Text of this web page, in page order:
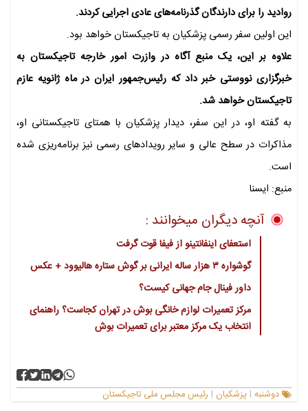
روادید را برای دارندگان گذرنامه‌های عادی اجرایی کردند.
این اولین سفر رسمی پزشکیان به تاجیکستان خواهد بود.
علاوه بر این، یک منبع آگاه در وازرت امور خارجه تاجیکستان به
خبرگزاری نووستی خبر داد که رئیس‌جمهور ایران در ماه ژانویه عازم
تاجیکستان خواهد شد.
به گفته او، در این سفر، دیدار پزشکیان با همتای تاجیکستانی او،
مذاکرات در سطح عالی و سایر رویدادهای رسمی نیز برنامه‌ریزی شده
است.
منبع: ایسنا
آنچه دیگران میخوانند :
استعفای اینفانتینو از فیفا قوت گرفت
گوشواره ۳ هزار ساله ایرانی بر گوش ستاره هالیوود + عکس
داور فینال جام جهانی کیست؟
مرکز تعمیرات لوازم خانگی بوش در تهران کجاست؟ راهنمای
انتخاب یک مرکز معتبر برای تعمیرات بوش
دوشنبه | پزشکیان | رئیس مجلس ملی تاجیکستان